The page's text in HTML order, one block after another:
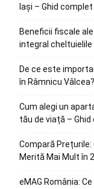
Iași – Ghid
Beneficii fiscale
integral
De ce este
în Râmnicu Vâlcea?
Cum alegi un
tău de viață –
Compară Prețurile:
Merită Mai Mult în
eMAG România: